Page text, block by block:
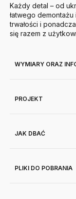
Każdy detal – od
łatwego
trwałości i
się razem z
WYMIARY ORAZ
PROJEKT
JAK DBAĆ
PLIKI DO POBRANIA